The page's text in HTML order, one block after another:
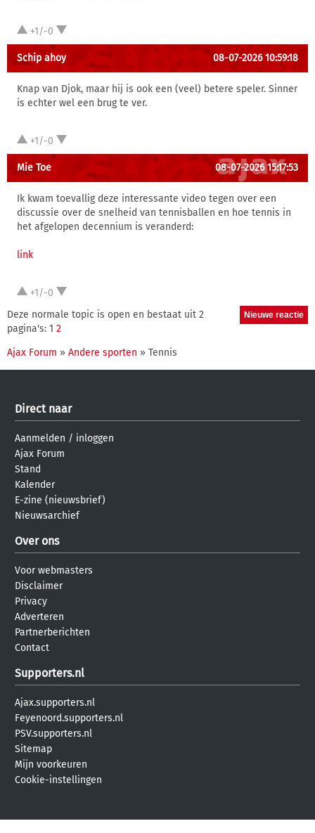
+1/-0
Schip ahoy 08-07-2026 10:59:18
Knap van Djok, maar hij is ook een (veel) betere speler. Sinner
is echter wel een brug te ver.
+1/-0
Mie Toe 08-07-2026 15:17:53
Ik kwam toevallig deze interessante video tegen over een
discussie over de snelheid van tennisballen en hoe tennis in
het afgelopen decennium is veranderd:
link
+1/-0
Deze normale topic is open en bestaat uit 2
pagina's: 1 2
Ajax Forum » Andere sporten » Tennis
Direct naar
Aanmelden / inloggen
Ajax Forum
Stand
Kalender
E-zine (nieuwsbrief)
Nieuwsarchief
Over ons
Voor webmasters
Disclaimer
Privacy
Adverteren
Partnerberichten
Contact
Supporters.nl
Ajax.supporters.nl
Feyenoord.supporters.nl
PSV.supporters.nl
Sitemap
Mijn voorkeuren
Cookie-instellingen